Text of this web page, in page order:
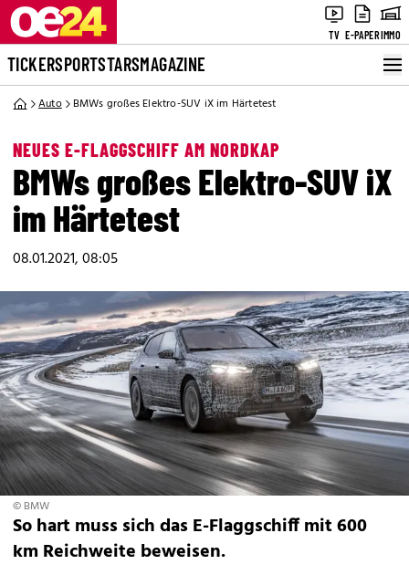
TV E-PAPERIMMO
TICKERSPORTSTARSMAGAZINE
Auto BMWs großes Elektro-SUV iX im Härtetest
NEUES E-FLAGGSCHIFF AM NORDKAP
BMWs großes Elektro-SUV iX
im Härtetest
08.01.2021, 08:05
© BMW
So hart muss sich das E-Flaggschiff mit 600
km Reichweite beweisen.